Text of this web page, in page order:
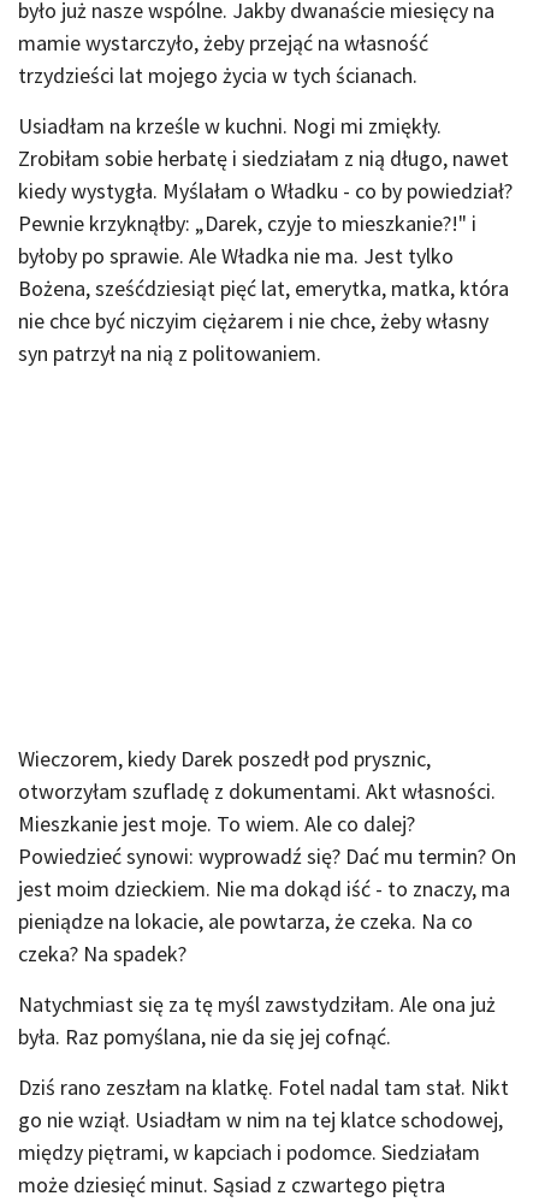
było już nasze wspólne. Jakby dwanaście miesięcy na
mamie wystarczyło, żeby przejąć na własność
trzydzieści lat mojego życia w tych ścianach.
Usiadłam na krześle w kuchni. Nogi mi zmiękły.
Zrobiłam sobie herbatę i siedziałam z nią długo, nawet
kiedy wystygła. Myślałam o Władku - co by powiedział?
Pewnie krzyknąłby: „Darek, czyje to mieszkanie?!" i
byłoby po sprawie. Ale Władka nie ma. Jest tylko
Bożena, sześćdziesiąt pięć lat, emerytka, matka, która
nie chce być niczyim ciężarem i nie chce, żeby własny
syn patrzył na nią z politowaniem.
Wieczorem, kiedy Darek poszedł pod prysznic,
otworzyłam szufladę z dokumentami. Akt własności.
Mieszkanie jest moje. To wiem. Ale co dalej?
Powiedzieć synowi: wyprowadź się? Dać mu termin? On
jest moim dzieckiem. Nie ma dokąd iść - to znaczy, ma
pieniądze na lokacie, ale powtarza, że czeka. Na co
czeka? Na spadek?
Natychmiast się za tę myśl zawstydziłam. Ale ona już
była. Raz pomyślana, nie da się jej cofnąć.
Dziś rano zeszłam na klatkę. Fotel nadal tam stał. Nikt
go nie wziął. Usiadłam w nim na tej klatce schodowej,
między piętrami, w kapciach i podomce. Siedziałam
może dziesięć minut. Sąsiad z czwartego piętra